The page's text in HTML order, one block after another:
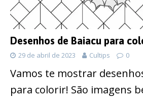
Desenhos de Baiacu para
29 de abril de 2023 Cultips 0
Vamos te mostrar
para colorir! São imagens